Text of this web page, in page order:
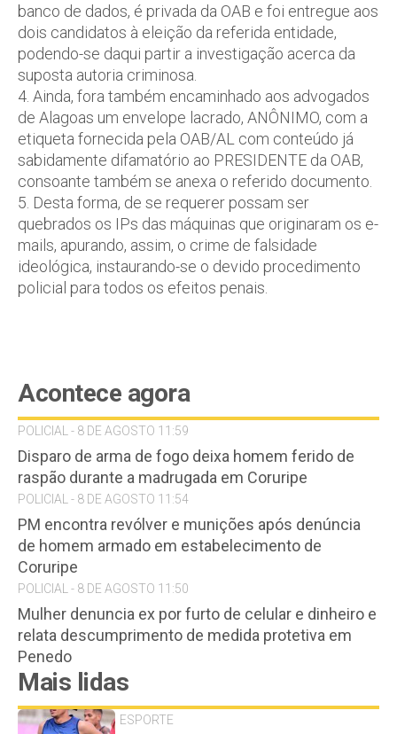
banco de dados, é privada da OAB e foi entregue aos
dois candidatos à eleição da referida entidade,
podendo-se daqui partir a investigação acerca da
suposta autoria criminosa.
4. Ainda, fora também encaminhado aos advogados
de Alagoas um envelope lacrado, ANÔNIMO, com a
etiqueta fornecida pela OAB/AL com conteúdo já
sabidamente difamatório ao PRESIDENTE da OAB,
consoante também se anexa o referido documento.
5. Desta forma, de se requerer possam ser
quebrados os IPs das máquinas que originaram os e-
mails, apurando, assim, o crime de falsidade
ideológica, instaurando-se o devido procedimento
policial para todos os efeitos penais.
Acontece agora
POLICIAL - 8 DE AGOSTO 11:59
Disparo de arma de fogo deixa homem ferido de
raspão durante a madrugada em Coruripe
POLICIAL - 8 DE AGOSTO 11:54
PM encontra revólver e munições após denúncia
de homem armado em estabelecimento de
Coruripe
POLICIAL - 8 DE AGOSTO 11:50
Mulher denuncia ex por furto de celular e dinheiro e
relata descumprimento de medida protetiva em
Penedo
Mais lidas
ESPORTE